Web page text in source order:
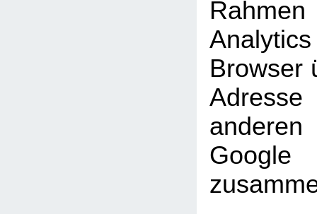
Browser
Google